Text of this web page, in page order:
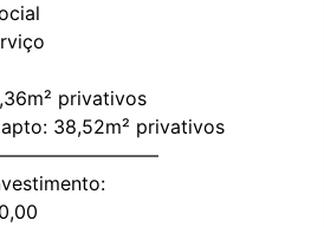
privativos
38,52m² privativos